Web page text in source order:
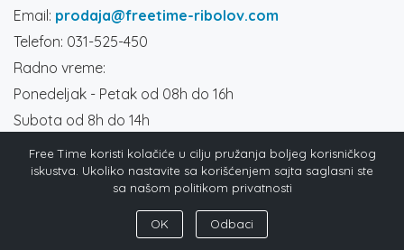
Email: prodaja@freetime-ribolov.com
Telefon: 031-525-450
Radno vreme:
Ponedeljak - Petak od 08h do 16h
Subota od 8h do 14h
Društvene mreže
Free Time koristi kolačiće u cilju pružanja boljeg korisničkog
iskustva. Ukoliko nastavite sa korišćenjem sajta saglasni ste
sa našom politikom privatnosti
OK Odbaci